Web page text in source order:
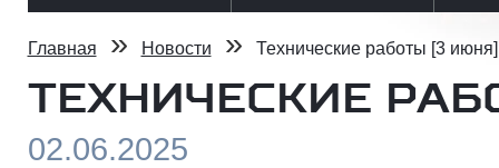
Главная » Новости » Технические работы [3 июня]
ТЕХНИЧЕСКИЕ
02.06.2025